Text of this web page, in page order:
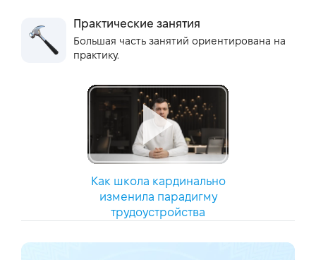
Практические занятия
Большая часть занятий ориентирована на
практику.
Как школа кардинально
изменила парадигму
трудоустройства